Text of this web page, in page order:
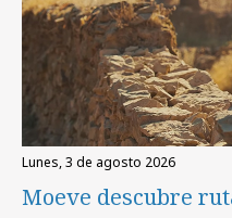
lunes, 3 de agosto 2026
Moeve descubre